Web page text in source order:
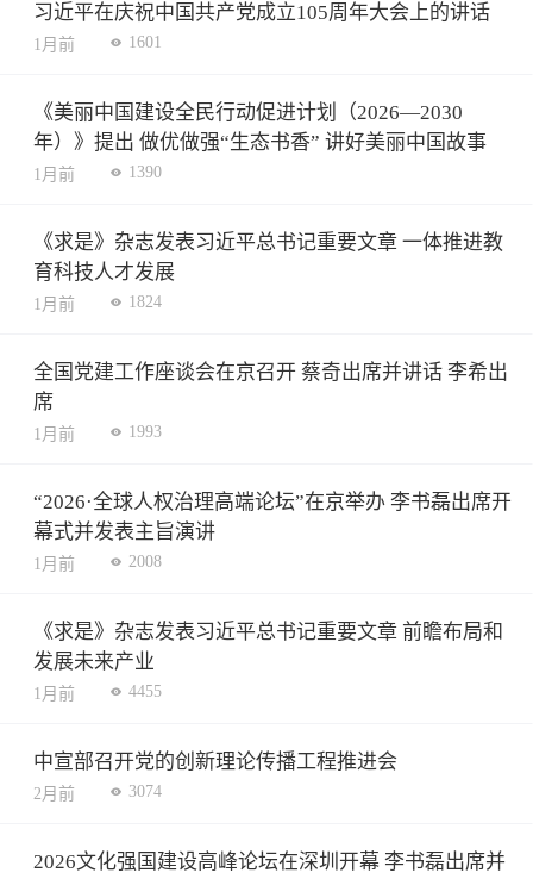
习近平在庆祝中国共产党成立105周年大会上的讲话
1月前 1601
《美丽中国建设全民行动促进计划（2026—2030
年）》提出 做优做强“生态书香” 讲好美丽中国故事
1月前 1390
《求是》杂志发表习近平总书记重要文章 一体推进教
育科技人才发展
1月前 1824
全国党建工作座谈会在京召开 蔡奇出席并讲话 李希出
席
1月前 1993
“2026·全球人权治理高端论坛”在京举办 李书磊出席开
幕式并发表主旨演讲
1月前 2008
《求是》杂志发表习近平总书记重要文章 前瞻布局和
发展未来产业
1月前 4455
中宣部召开党的创新理论传播工程推进会
2月前 3074
2026文化强国建设高峰论坛在深圳开幕 李书磊出席并